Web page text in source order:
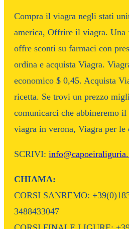
Compra il viagra negli stati
america, Offrire il viagra. Una
offre sconti su farmaci con
ordina e acquista Viagra.
economico $ 0,45. Acquista
ricetta. Se trovi un prezzo
comunicarci che abbineremo il
viagra in verona, Viagra per le
SCRIVI:
CHIAMA:
CORSI SANREMO:
3488433047